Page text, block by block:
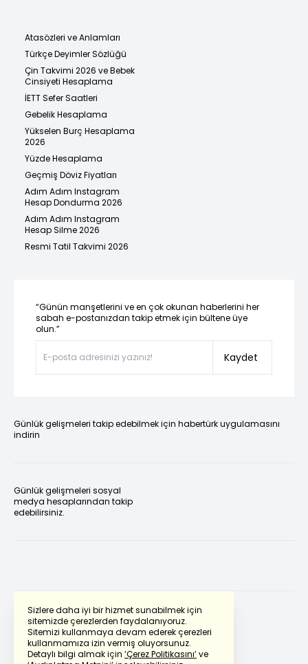
Sizlere daha iyi bir hizmet sunabilmek için
sitemizde çerezlerden faydalanıyoruz.
Sitemizi kullanmaya devam ederek çerezleri
kullanmamıza izin vermiş oluyorsunuz.
Detaylı bilgi almak için ‘Çerez Politikasını’ve
Atasözleri ve Anlamları
Türkçe Deyimler Sözlüğü
Çin Takvimi 2026 ve Bebek
Cinsiyeti Hesaplama
İETT Sefer Saatleri
Gebelik Hesaplama
Yükselen Burç Hesaplama
2026
Yüzde Hesaplama
Geçmiş Döviz Fiyatları
Adım Adım Instagram
Hesap Dondurma 2026
Adım Adım Instagram
Hesap Silme 2026
Resmi Tatil Takvimi 2026
“Günün manşetlerini ve en çok okunan haberlerini her
sabah e-postanızdan takip etmek için bültene üye
olun.”
Kaydet
Günlük gelişmeleri takip edebilmek için habertürk uygulamasını
indirin
Günlük gelişmeleri sosyal
medya hesaplarından takip
edebilirsiniz.
Powered by Translate